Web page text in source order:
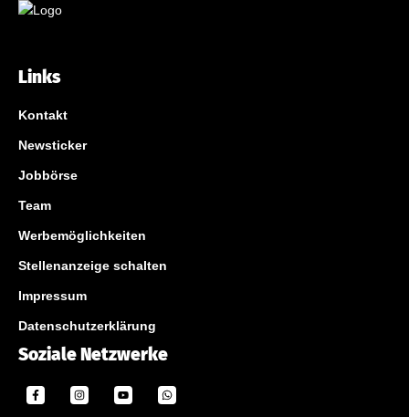
Links
Kontakt
Newsticker
Jobbörse
Team
Werbemöglichkeiten
Stellenanzeige schalten
Impressum
Datenschutzerklärung
Soziale Netzwerke